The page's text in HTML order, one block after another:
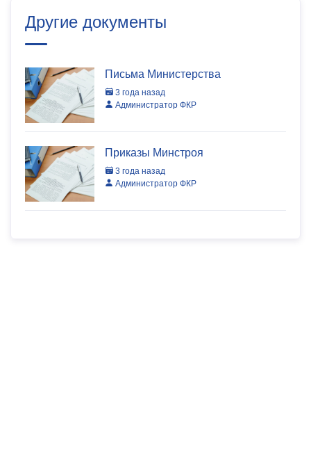
Другие документы
Письма Министерства
3 года назад
Администратор ФКР
Приказы Минстроя
3 года назад
Администратор ФКР